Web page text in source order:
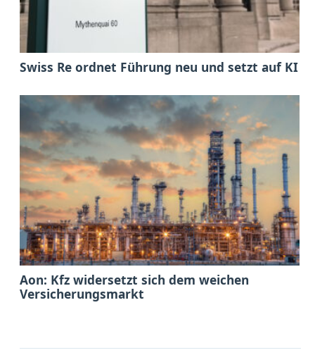
Swiss Re ordnet Führung neu und setzt auf KI
Aon: Kfz widersetzt sich dem weichen
Versicherungsmarkt